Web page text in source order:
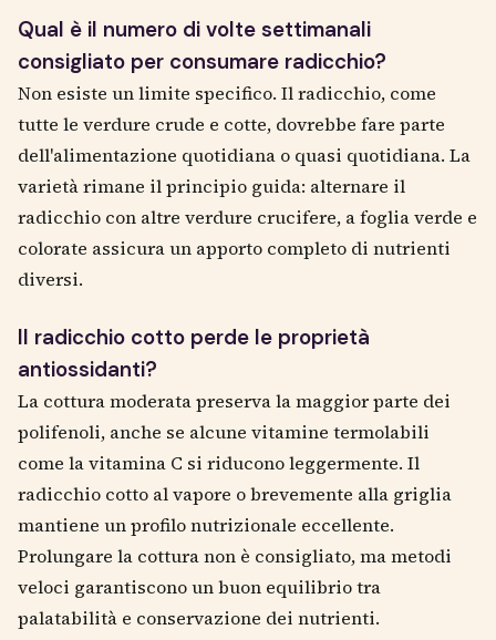
Qual è il numero di volte settimanali
consigliato per consumare radicchio?
Non esiste un limite specifico. Il radicchio, come
tutte le verdure crude e cotte, dovrebbe fare parte
dell'alimentazione quotidiana o quasi quotidiana. La
varietà rimane il principio guida: alternare il
radicchio con altre verdure crucifere, a foglia verde e
colorate assicura un apporto completo di nutrienti
diversi.
Il radicchio cotto perde le proprietà
antiossidanti?
La cottura moderata preserva la maggior parte dei
polifenoli, anche se alcune vitamine termolabili
come la vitamina C si riducono leggermente. Il
radicchio cotto al vapore o brevemente alla griglia
mantiene un profilo nutrizionale eccellente.
Prolungare la cottura non è consigliato, ma metodi
veloci garantiscono un buon equilibrio tra
palatabilità e conservazione dei nutrienti.